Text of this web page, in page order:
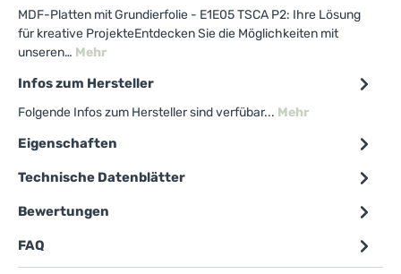
MDF-Platten mit Grundierfolie - E1E05 TSCA P2: Ihre Lösung
für kreative ProjekteEntdecken Sie die Möglichkeiten mit
unseren… Mehr
Infos zum Hersteller
Folgende Infos zum Hersteller sind verfübar... Mehr
Eigenschaften
Technische Datenblätter
Bewertungen
FAQ